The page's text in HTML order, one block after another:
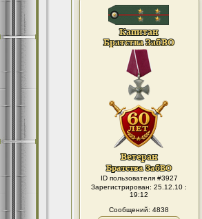
ID пользователя #3927
Зарегистрирован: 25.12.10 :
19:12
Сообщений: 4838